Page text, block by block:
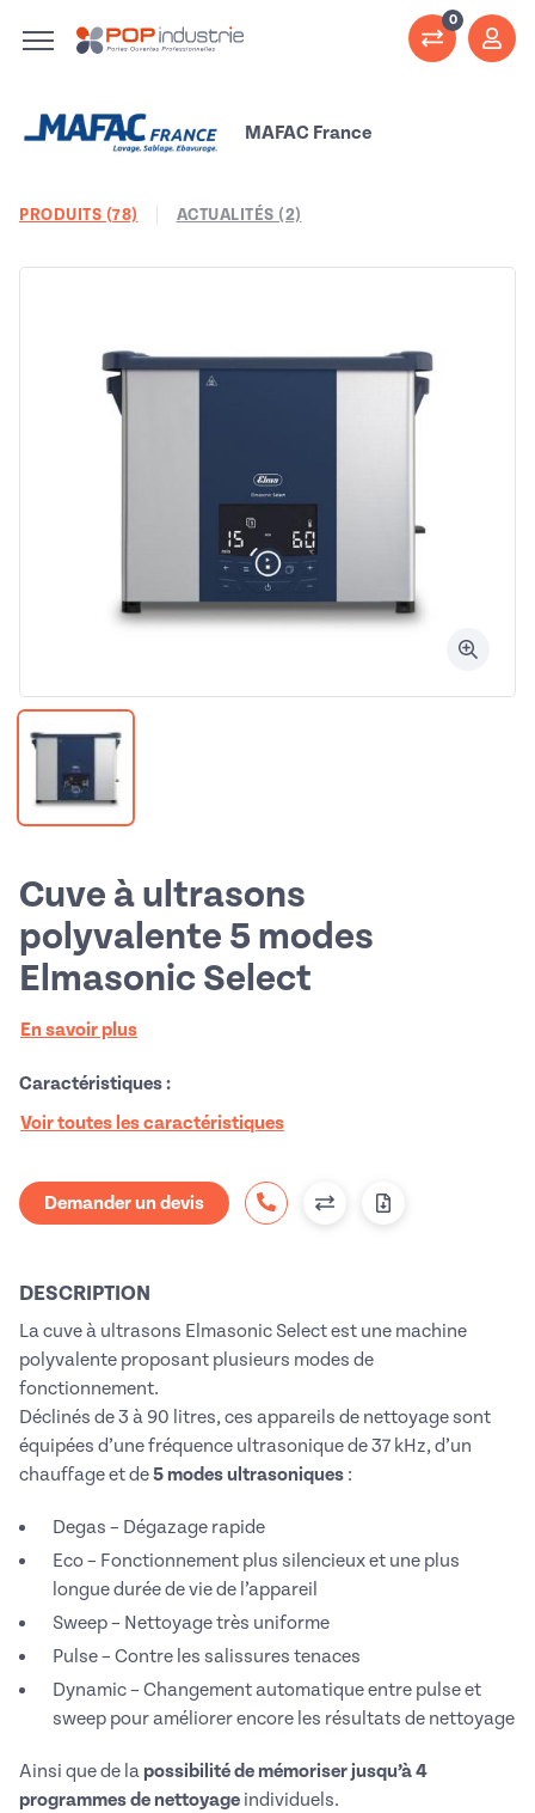
0
MAFAC France
PRODUITS (78) ACTUALITÉS (2)
Cuve à ultrasons
polyvalente 5 modes
Elmasonic Select
En savoir plus
Caractéristiques :
Voir toutes les caractéristiques
Demander un devis
DESCRIPTION
La cuve à ultrasons Elmasonic Select est une machine
polyvalente proposant plusieurs modes de
fonctionnement.
Déclinés de 3 à 90 litres, ces appareils de nettoyage sont
équipées d’une fréquence ultrasonique de 37 kHz, d’un
chauffage et de5 modes ultrasoniques :
Degas – Dégazage rapide
Eco – Fonctionnement plus silencieux et une plus
longue durée de vie de l’appareil
Sweep – Nettoyage très uniforme
Pulse – Contre les salissures tenaces
Dynamic – Changement automatique entre pulse et
sweep pour améliorer encore les résultats de nettoyage
Ainsi que de la possibilité de mémoriser jusqu’à 4
programmes de nettoyage individuels.